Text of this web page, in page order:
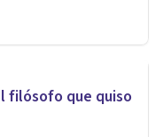
filósofo que quiso